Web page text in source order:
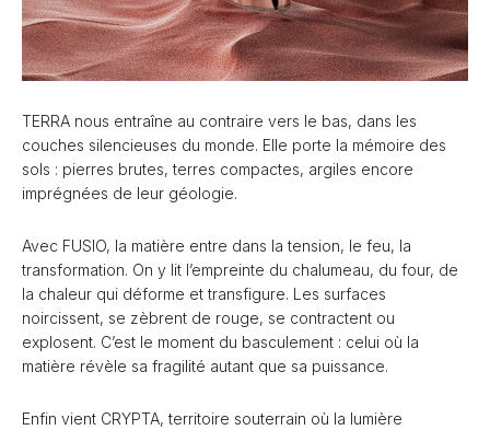
TERRA nous entraîne au contraire vers le bas, dans les
couches silencieuses du monde. Elle porte la mémoire des
sols : pierres brutes, terres compactes, argiles encore
imprégnées de leur géologie.
Avec FUSIO, la matière entre dans la tension, le feu, la
transformation. On y lit l’empreinte du chalumeau, du four, de
la chaleur qui déforme et transfigure. Les surfaces
noircissent, se zèbrent de rouge, se contractent ou
explosent. C’est le moment du basculement : celui où la
matière révèle sa fragilité autant que sa puissance.
Enfin vient CRYPTA, territoire souterrain où la lumière